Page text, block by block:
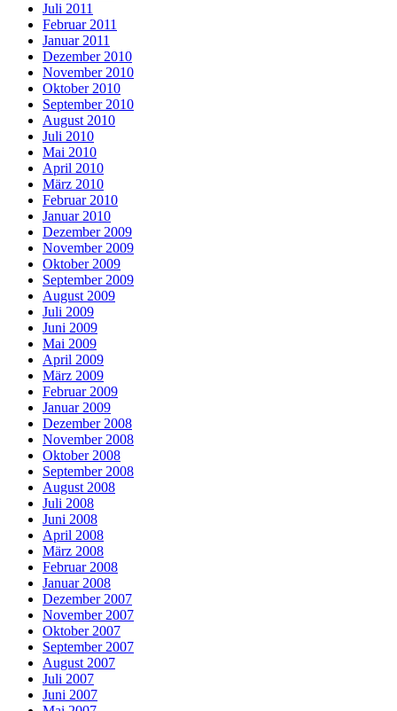
Juli 2011
Februar 2011
Januar 2011
Dezember 2010
November 2010
Oktober 2010
September 2010
August 2010
Juli 2010
Mai 2010
April 2010
März 2010
Februar 2010
Januar 2010
Dezember 2009
November 2009
Oktober 2009
September 2009
August 2009
Juli 2009
Juni 2009
Mai 2009
April 2009
März 2009
Februar 2009
Januar 2009
Dezember 2008
November 2008
Oktober 2008
September 2008
August 2008
Juli 2008
Juni 2008
April 2008
März 2008
Februar 2008
Januar 2008
Dezember 2007
November 2007
Oktober 2007
September 2007
August 2007
Juli 2007
Juni 2007